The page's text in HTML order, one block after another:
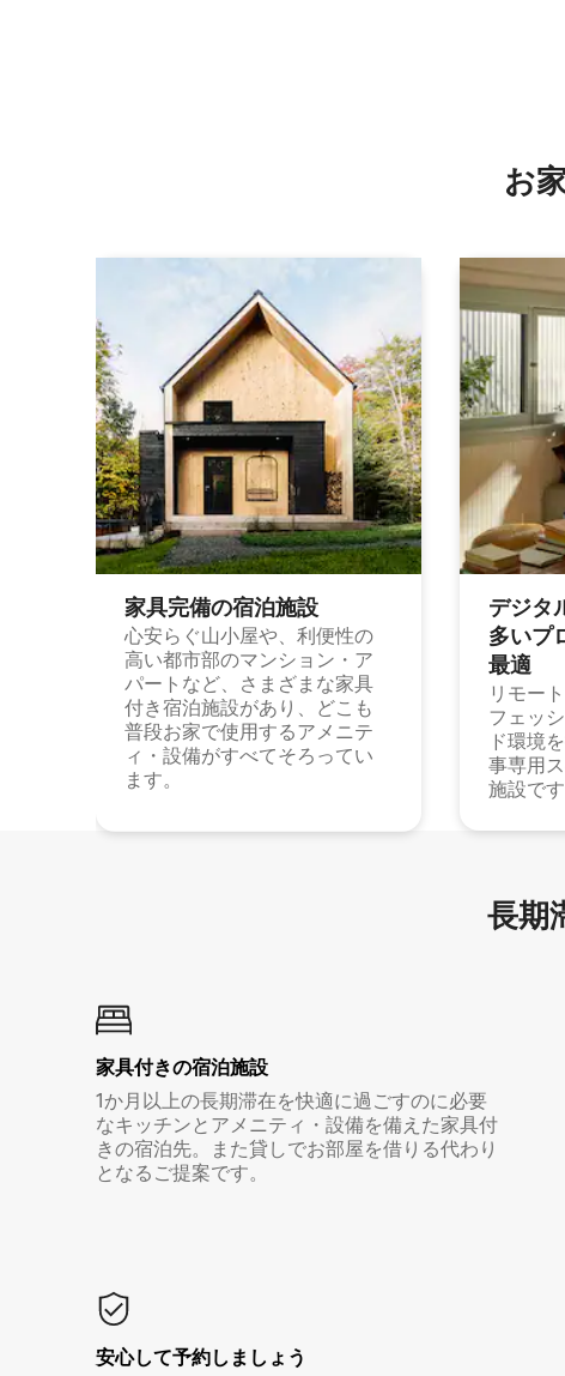
お
家具完備の宿⁠泊⁠施⁠設
心安らぐ山小屋や、利便性の
高い都市部のマンション・ア
パートなど、さまざまな家具
付き宿泊施設があり、どこも
普段お家で使用するアメニテ
ィ・設備がすべてそろってい
ます。
デジタ
多⁠いプ⁠
最⁠適
リモー
フェッ
ド環境
事専用
施設です
長期
家具付き⁠の宿⁠泊⁠施⁠設
1か月以上の長期滞在を快適に過ごすのに必要
なキッチンとアメニティ・設備を備えた家具付
きの宿泊先。また貸しでお部屋を借りる代わり
となるご提案です。
安心して予約しましょう